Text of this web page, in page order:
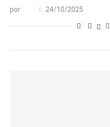
por 24/10/2025